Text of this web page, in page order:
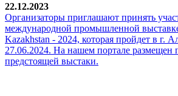
22.12.2023
Организаторы приглашают принять
международной промышленной
Kazakhstan - 2024, которая пройдет в г.
27.06.2024. На нашем портале размещен
предстоящей выстаки.